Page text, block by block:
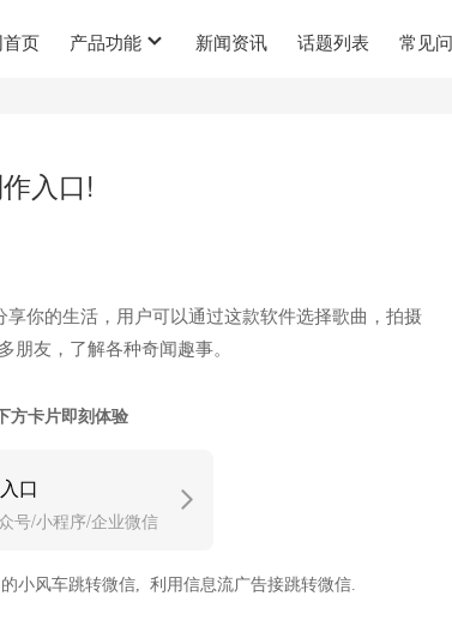
页 产品功能 新闻资讯 话题列表 常见
入口!
你的生活，用户可以通过这款软件选择歌曲，拍摄
朋友，了解各种奇闻趣事。
方卡片即刻体验
口
号/小程序/企业微信
小风车跳转微信, 利用信息流广告接跳转微信.